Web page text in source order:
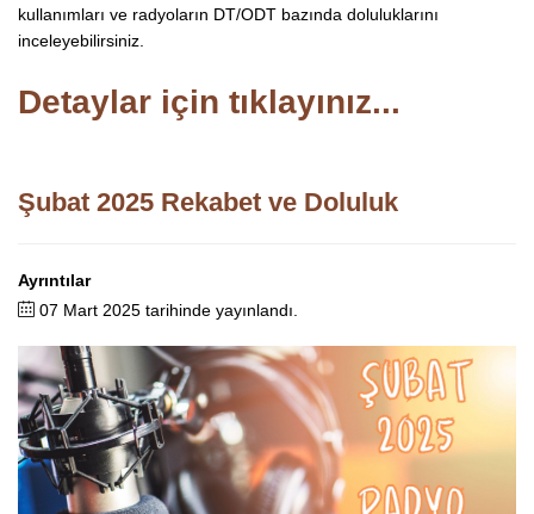
kullanımları ve radyoların DT/ODT bazında doluluklarını
inceleyebilirsiniz.
Detaylar için tıklayınız...
Şubat 2025 Rekabet ve Doluluk
Ayrıntılar
07 Mart 2025 tarihinde yayınlandı.